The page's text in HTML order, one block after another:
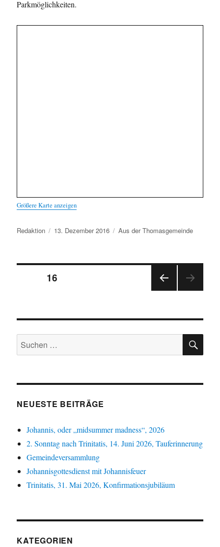
Parkmöglichkeiten.
Größere Karte anzeigen
Autor
Redaktion
Veröffentlicht
13. Dezember 2016 Kategorien
Aus der Thomasgemeinde
Seitennummerierung
Beiträge
GE
SEIT
E
16
Suchen
nach:
NEUESTE BEITRÄGE
Johannis, oder „midsummer madness“, 2026
2. Sonntag nach Trinitatis, 14. Juni 2026, Tauferinnerung
Gemeindeversammlung
Johannisgottesdienst mit Johannisfeuer
Trinitatis, 31. Mai 2026, Konfirmationsjubiläum
KATEGORIEN